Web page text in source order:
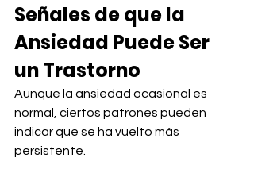
Señales de que la
Ansiedad Puede Ser
un Trastorno
Aunque la ansiedad ocasional es
normal, ciertos patrones pueden
indicar que se ha vuelto más
persistente.